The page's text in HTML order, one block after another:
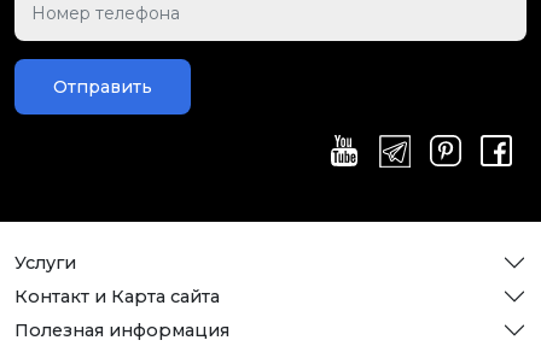
Отправить
Услуги
Контакт и Карта сайта
Полезная информация